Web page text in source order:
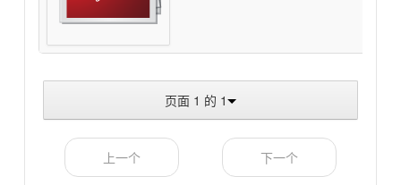
页面 1 的 1
上一个 下一个